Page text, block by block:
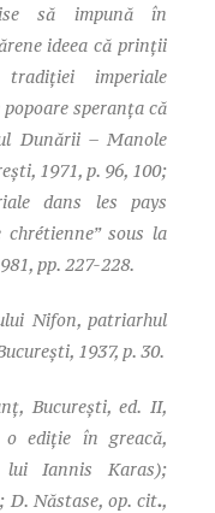
să impună în
ideea că prinţii
imperiale
speranţa că
Dunării – Manole
1971, p. 96, 100;
dans les pays
sous la
pp. 227-228.
Nifon, patriarhul
1937, p. 30.
Bucureşti, ed. II,
o ediţie în greacă,
lui Iannis Karas);
D. Năstase, op. cit.,